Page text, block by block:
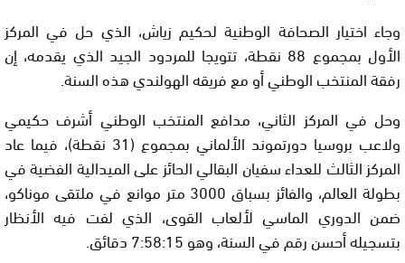
وجاء اختيار الصحافة الوطنية لحكيم زياش، الذي حل في المركز
الأول بمجموع 88 نقطة، تتويجا للمردود الجيد الذي يقدمه، إن
رفقة المنتخب الوطني أو مع فريقه الهولندي هذه السنة.
وحل في المركز الثاني، مدافع المنتخب الوطني أشرف حكيمي
ولاعب بروسيا دورتموند الألماني بمجموع (31 نقطة)، فيما عاد
المركز الثالث للعداء سفيان البقالي الحائز على الميدالية الفضية في
بطولة العالم، والفائز بسباق 3000 متر موانع في ملتقى موناكو،
ضمن الدوري الماسي لألعاب القوى، الذي لفت فيه الأنظار
بتسجيله أحسن رقم في السنة، وهو 7:58:15 دقائق.